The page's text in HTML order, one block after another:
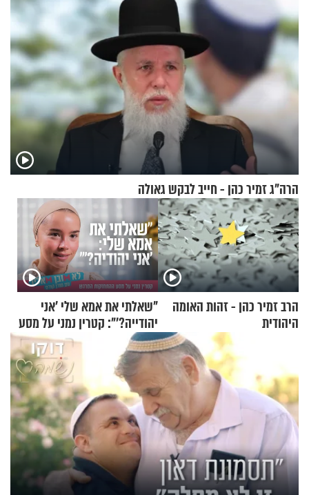
הרה"ג זמיר כהן - חייב לבקש גאולה
הרב זמיר כהן - זהות האומה
היהודית
"שאלתי את אמא שלי 'אני
יהודייה?'": קטרין נמני על מסע
ההתחזקות המרגש